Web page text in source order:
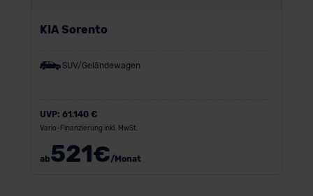
KIA Sorento
SUV/Geländewagen
UVP: 61.140 €
Vario-Finanzierung inkl. MwSt.
ab521€/Monat